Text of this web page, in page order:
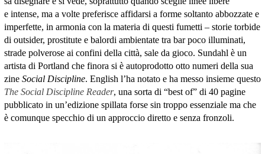
e intense, ma a volte preferisce affidarsi a forme soltanto abbozzate e
imperfette, in armonia con la materia di questi fumetti – storie torbide
di outsider, prostitute e balordi ambientate tra bar poco illuminati,
strade polverose ai confini della città, sale da gioco. Sundahl è un
artista di Portland che finora si è autoprodotto otto numeri della sua
zine Social Discipline. English l’ha notato e ha messo insieme questo
The Social Discipline Reader, una sorta di “best of” di 40 pagine
pubblicato in un’edizione spillata forse sin troppo essenziale ma che
è comunque specchio di un approccio diretto e senza fronzoli.